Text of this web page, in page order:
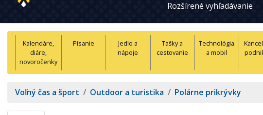
Rozšírené vyhľadávanie
Kalendáre,
diáre,
novoročenky
Písanie
Jedlo a
nápoje
Tašky a
cestovanie
Technológia
a mobil
Voľný čas a šport / Outdoor a turistika / Polárne prikrývky